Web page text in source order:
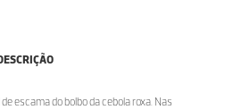
escama do bolbo da cebola roxa. Nas